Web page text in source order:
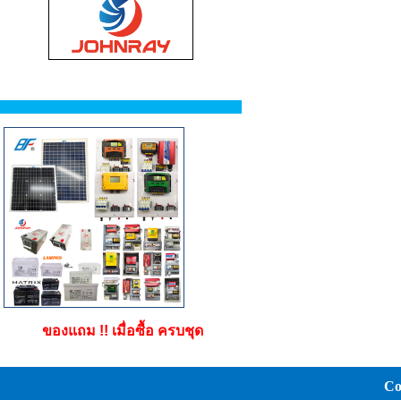
ของแถม !! เมื่อซื้อ ครบชุด